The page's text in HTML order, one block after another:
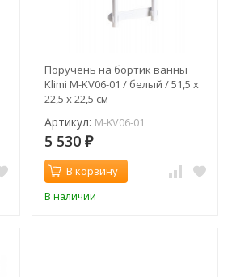
Поручень на бортик ванны
Klimi M-KV06-01 / белый / 51,5 x
22,5 x 22,5 см
Артикул: M-KV06-01
5 530 ₽
В корзину
В наличии